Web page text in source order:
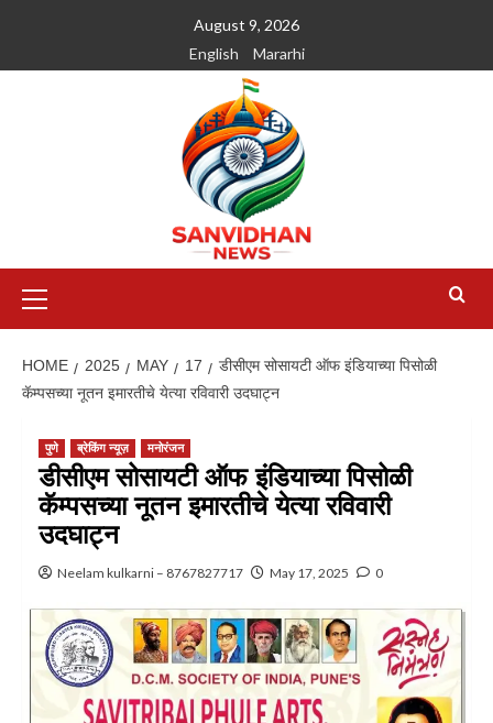
August 9, 2026
English
Mararhi
HOME 2025 MAY 17
डीसीएम सोसायटी ऑफ इंडियाच्या पिसोळी
कॅम्पसच्या नूतन इमारतीचे येत्या रविवारी उदघाट्न
पुणे ब्रेकिंग न्यूज़ मनोरंजन
डीसीएम सोसायटी ऑफ इंडियाच्या पिसोळी
कॅम्पसच्या नूतन इमारतीचे येत्या रविवारी
उदघाट्न
Neelam kulkarni – 8767827717 May 17, 2025 0